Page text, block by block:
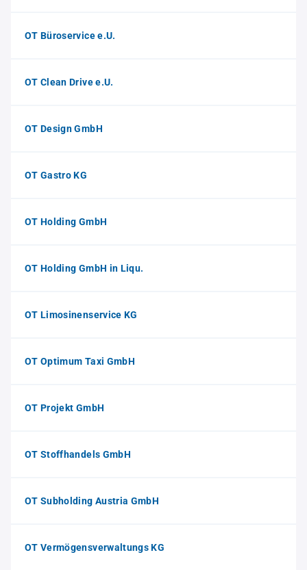
OT Büroservice e.U.
OT Clean Drive e.U.
OT Design GmbH
OT Gastro KG
OT Holding GmbH
OT Holding GmbH in Liqu.
OT Limosinenservice KG
OT Optimum Taxi GmbH
OT Projekt GmbH
OT Stoffhandels GmbH
OT Subholding Austria GmbH
OT Vermögensverwaltungs KG